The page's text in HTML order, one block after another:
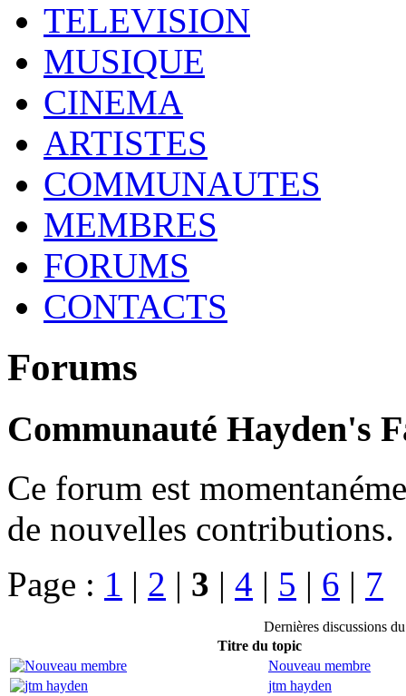
TELEVISION
MUSIQUE
CINEMA
ARTISTES
COMMUNAUTES
MEMBRES
FORUMS
CONTACTS
Forums
Communauté Hayden's
Ce forum est
de nouvelles contributions.
Page : 1 | 2 | 3 | 4 | 5 | 6 | 7
Dernières discussions
Titre du topic
Nouveau membre
jtm hayden